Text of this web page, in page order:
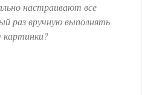
настраивают все
раз вручную выполнять
картинки?